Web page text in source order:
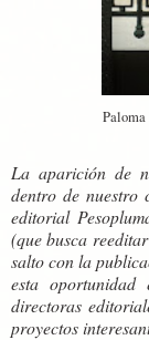
La aparición de
dentro de nuestro
editorial
(que busca
salto con la
esta oportunidad
directoras
proyectos